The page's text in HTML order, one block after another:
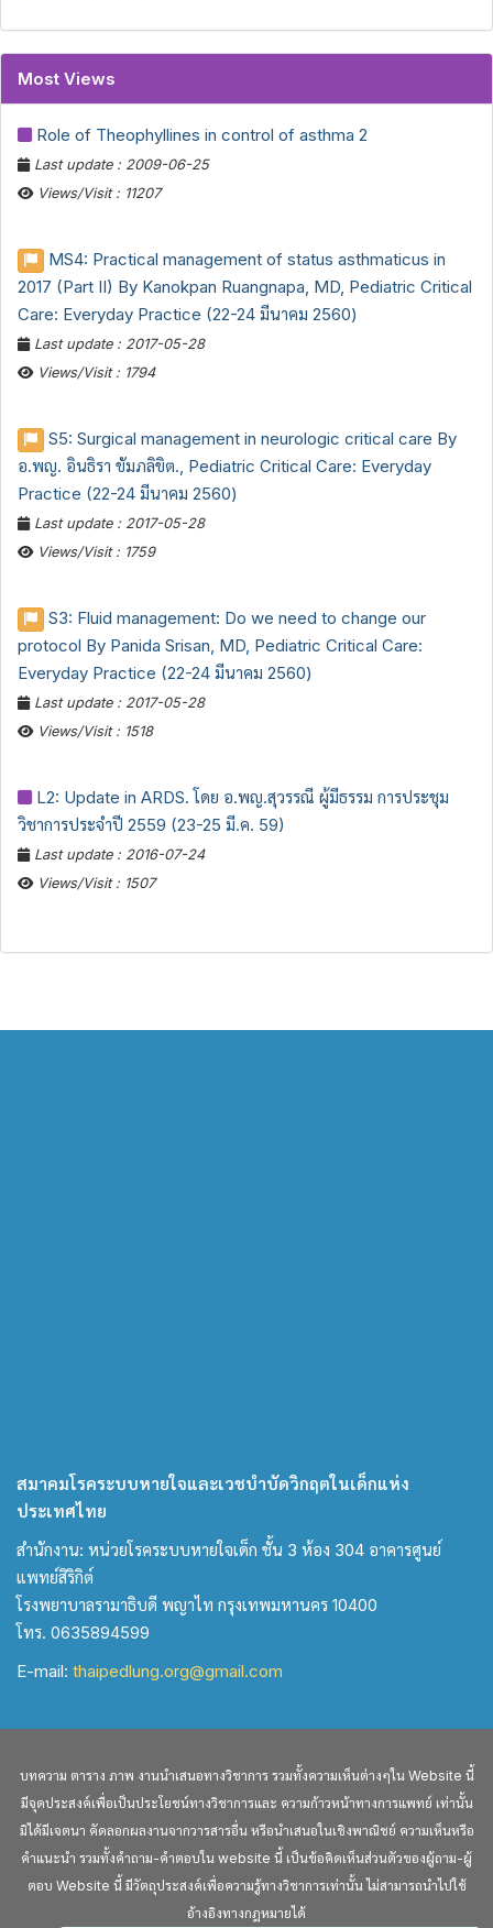
Most Views
Role of Theophyllines in control of asthma 2
Last update : 2009-06-25
Views/Visit : 11207
MS4: Practical management of status asthmaticus in
2017 (Part II) By Kanokpan Ruangnapa, MD, Pediatric Critical
Care: Everyday Practice (22-24 มีนาคม 2560)
Last update : 2017-05-28
Views/Visit : 1794
S5: Surgical management in neurologic critical care By
อ.พญ. อินธิรา ขัมภลิขิต., Pediatric Critical Care: Everyday
Practice (22-24 มีนาคม 2560)
Last update : 2017-05-28
Views/Visit : 1759
S3: Fluid management: Do we need to change our
protocol By Panida Srisan, MD, Pediatric Critical Care:
Everyday Practice (22-24 มีนาคม 2560)
Last update : 2017-05-28
Views/Visit : 1518
L2: Update in ARDS. โดย อ.พญ.สุวรรณี ผู้มีธรรม การประชุม
วิชาการประจำปี 2559 (23-25 มี.ค. 59)
Last update : 2016-07-24
Views/Visit : 1507
สมาคมโรคระบบหายใจและเวชบำบัดวิกฤตในเด็กแห่ง
ประเทศไทย
สำนักงาน: หน่วยโรคระบบหายใจเด็ก ชั้น 3 ห้อง 304 อาคารศูนย์
แพทย์สิริกิต์
โรงพยาบาลรามาธิบดี พญาไท กรุงเทพมหานคร 10400
โทร. 0635894599
E-mail: thaipedlung.org@gmail.com
บทความ ตาราง ภาพ งานนำเสนอทางวิชาการ รวมทั้งความเห็นต่างๆใน Website นี้
มีจุดประสงค์เพื่อเป็นประโยชน์ทางวิชาการและ ความก้าวหน้าทางการแพทย์ เท่านั้น
มิได้มีเจตนา คัดลอกผลงานจากวารสารอื่น หรือนำเสนอในเชิงพาณิชย์ ความเห็นหรือ
คำแนะนำ รวมทั้งคำถาม-คำตอบใน website นี้ เป็นข้อคิดเห็นส่วนตัวของผู้ถาม-ผู้
ตอบ Website นี้ มีวัตถุประสงค์เพื่อความรู้ทางวิชาการเท่านั้น ไม่สามารถนำไปใช้
อ้างอิงทางกฎหมายได้